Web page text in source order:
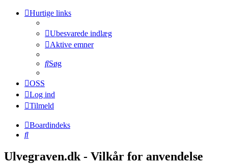
Hurtige links
Ubesvarede indlæg
Aktive emner
Søg
OSS
Log ind
Tilmeld
Boardindeks
Søg
Ulvegraven.dk - Vilkår for anvendelse